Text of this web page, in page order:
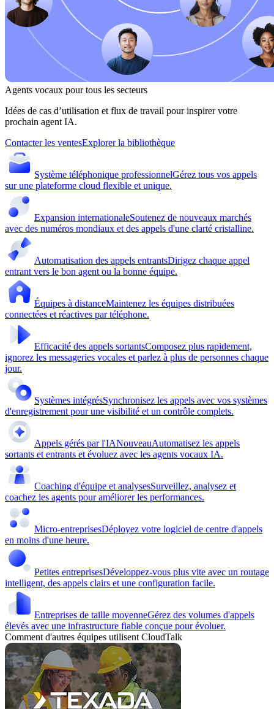
Agents vocaux pour tous les secteurs
Idées de cas d’utilisation et flux de travail pour inspirer votre
prochain agent IA.
Contacter les ventesExplorer la bibliothèque
Système téléphonique professionnelGérez tous vos appels
sur une plateforme cloud flexible et unique.
Expansion internationaleSoutenez de nouveaux marchés
avec des numéros mondiaux et des appels d'une clarté cristalline.
Automatisation des appels entrantsDirigez chaque appel
entrant vers le bon agent ou la bonne équipe.
Équipes à distanceMaintenez les équipes distribuées
connectées et réactives par téléphone.
Efficacité des appels sortantsComposez plus rapidement,
ignorez les messageries vocales et parlez à plus de personnes chaque
jour.
Systèmes intégrésSynchronisez les appels avec vos systèmes
d'enregistrement pour une visibilité et un contrôle complets.
Appels gérés par l'IANouveauAutomatisez les appels
sortants et entrants et évoluez avec les agents vocaux IA.
Coaching d'équipe et analysesSurveillez, analysez et
coachez les agents pour améliorer les performances.
Micro-entreprisesDéployez votre logiciel de centre d'appels
en moins d'une heure.
Petites entreprisesDéveloppez-vous plus vite avec un routage
intelligent, des appels clairs et une configuration facile.
Entreprises de taille moyenneGérez des volumes d'appels
élevés avec une infrastructure fiable conçue pour évoluer.
Comment d'autres équipes utilisent CloudTalk